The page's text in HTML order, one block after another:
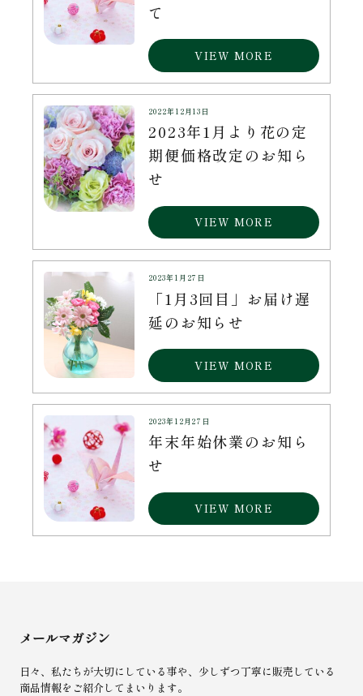
て
VIEW MORE
2022年12月13日
2023年1月より花の定
期便価格改定のお知ら
せ
VIEW MORE
2023年1月27日
「1月3回目」お届け遅
延のお知らせ
VIEW MORE
2023年12月27日
年末年始休業のお知ら
せ
VIEW MORE
メールマガジン
日々、私たちが大切にしている事や、少しずつ丁寧に販売している
商品情報をご紹介してまいります。